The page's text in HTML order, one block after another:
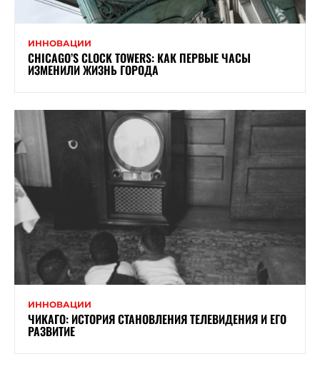
ИННОВАЦИИ
CHICAGO’S CLOCK TOWERS: КАК ПЕРВЫЕ ЧАСЫ
ИЗМЕНИЛИ ЖИЗНЬ ГОРОДА
ИННОВАЦИИ
ЧИКАГО: ИСТОРИЯ СТАНОВЛЕНИЯ ТЕЛЕВИДЕНИЯ И ЕГО
РАЗВИТИЕ